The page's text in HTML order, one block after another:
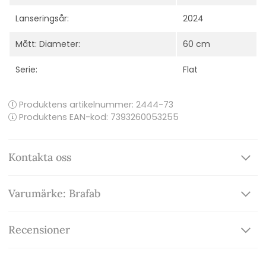
Lanseringsår: 2024
Mått: Diameter: 60 cm
Serie: Flat
Produktens artikelnummer: 2444-73
Produktens EAN-kod: 7393260053255
Kontakta oss
Varumärke: Brafab
Recensioner